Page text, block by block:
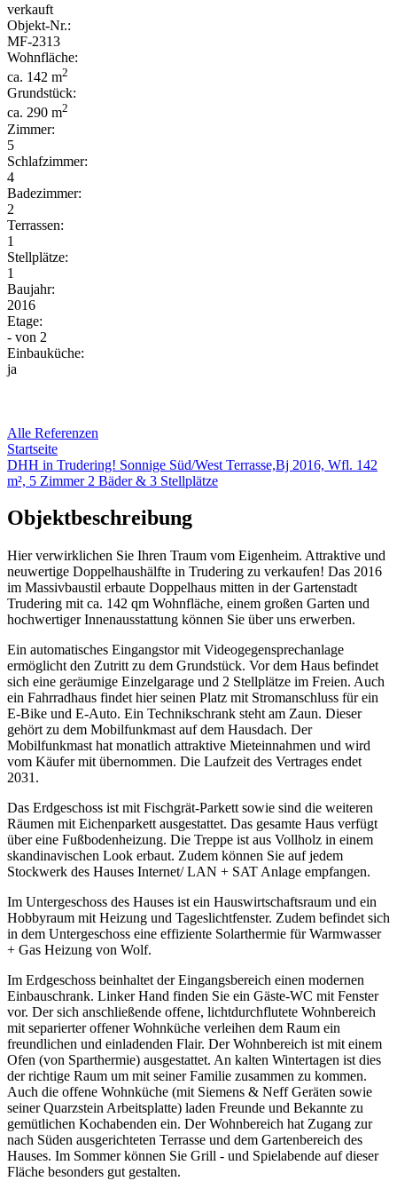
verkauft
Objekt-Nr.:
MF-2313
Wohnfläche:
ca. 142 m2
Grundstück:
ca. 290 m2
Zimmer:
5
Schlafzimmer:
4
Badezimmer:
2
Terrassen:
1
Stellplätze:
1
Baujahr:
2016
Etage:
- von 2
Einbauküche:
ja
Alle Referenzen
Startseite
DHH in Trudering! Sonnige Süd/West Terrasse,Bj 2016, Wfl. 142
m², 5 Zimmer 2 Bäder & 3 Stellplätze
Objektbeschreibung
Hier verwirklichen Sie Ihren Traum vom Eigenheim. Attraktive und
neuwertige Doppelhaushälfte in Trudering zu verkaufen! Das 2016
im Massivbaustil erbaute Doppelhaus mitten in der Gartenstadt
Trudering mit ca. 142 qm Wohnfläche, einem großen Garten und
hochwertiger Innenausstattung können Sie über uns erwerben.
Ein automatisches Eingangstor mit Videogegensprechanlage
ermöglicht den Zutritt zu dem Grundstück. Vor dem Haus befindet
sich eine geräumige Einzelgarage und 2 Stellplätze im Freien. Auch
ein Fahrradhaus findet hier seinen Platz mit Stromanschluss für ein
E-Bike und E-Auto. Ein Technikschrank steht am Zaun. Dieser
gehört zu dem Mobilfunkmast auf dem Hausdach. Der
Mobilfunkmast hat monatlich attraktive Mieteinnahmen und wird
vom Käufer mit übernommen. Die Laufzeit des Vertrages endet
2031.
Das Erdgeschoss ist mit Fischgrät-Parkett sowie sind die weiteren
Räumen mit Eichenparkett ausgestattet. Das gesamte Haus verfügt
über eine Fußbodenheizung. Die Treppe ist aus Vollholz in einem
skandinavischen Look erbaut. Zudem können Sie auf jedem
Stockwerk des Hauses Internet/ LAN + SAT Anlage empfangen.
Im Untergeschoss des Hauses ist ein Hauswirtschaftsraum und ein
Hobbyraum mit Heizung und Tageslichtfenster. Zudem befindet sich
in dem Untergeschoss eine effiziente Solarthermie für Warmwasser
+ Gas Heizung von Wolf.
Im Erdgeschoss beinhaltet der Eingangsbereich einen modernen
Einbauschrank. Linker Hand finden Sie ein Gäste-WC mit Fenster
vor. Der sich anschließende offene, lichtdurchflutete Wohnbereich
mit separierter offener Wohnküche verleihen dem Raum ein
freundlichen und einladenden Flair. Der Wohnbereich ist mit einem
Ofen (von Sparthermie) ausgestattet. An kalten Wintertagen ist dies
der richtige Raum um mit seiner Familie zusammen zu kommen.
Auch die offene Wohnküche (mit Siemens & Neff Geräten sowie
seiner Quarzstein Arbeitsplatte) laden Freunde und Bekannte zu
gemütlichen Kochabenden ein. Der Wohnbereich hat Zugang zur
nach Süden ausgerichteten Terrasse und dem Gartenbereich des
Hauses. Im Sommer können Sie Grill - und Spielabende auf dieser
Fläche besonders gut gestalten.